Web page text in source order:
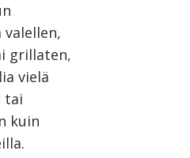
grillaten,
vielä
tai
kuin